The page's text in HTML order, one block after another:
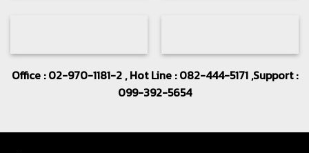
Office : 02-970-1181-2 , Hot Line : 082-444-5171 ,Support :
099-392-5654